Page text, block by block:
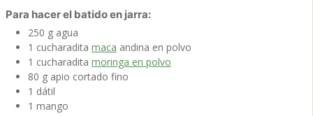
Para hacer el batido en jarra:
250 g agua
1 cucharadita maca andina en polvo
1 cucharadita moringa en polvo
80 g apio cortado fino
1 dátil
1 mango